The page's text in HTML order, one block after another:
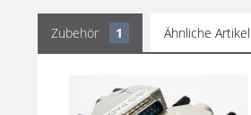
Zubehör 1 Ähnliche Artikel